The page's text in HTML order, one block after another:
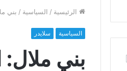
الرئيسية / السياسية / بني
السياسية سلايدر
بني